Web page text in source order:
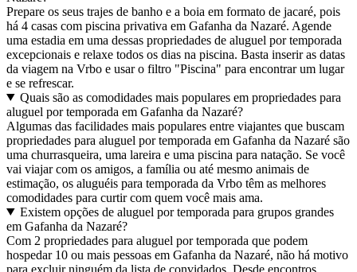
Prepare os seus trajes de banho e a boia em formato de jacaré, pois
há 4 casas com piscina privativa em Gafanha da Nazaré. Agende
uma estadia em uma dessas propriedades de aluguel por temporada
excepcionais e relaxe todos os dias na piscina. Basta inserir as datas
da viagem na Vrbo e usar o filtro "Piscina" para encontrar um lugar
e se refrescar.
Quais são as comodidades mais populares em propriedades para
aluguel por temporada em Gafanha da Nazaré?
Algumas das facilidades mais populares entre viajantes que buscam
propriedades para aluguel por temporada em Gafanha da Nazaré são
uma churrasqueira, uma lareira e uma piscina para natação. Se você
vai viajar com os amigos, a família ou até mesmo animais de
estimação, os aluguéis para temporada da Vrbo têm as melhores
comodidades para curtir com quem você mais ama.
Existem opções de aluguel por temporada para grupos grandes
em Gafanha da Nazaré?
Com 2 propriedades para aluguel por temporada que podem
hospedar 10 ou mais pessoas em Gafanha da Nazaré, não há motivo
para excluir ninguém da lista de convidados. Desde encontros